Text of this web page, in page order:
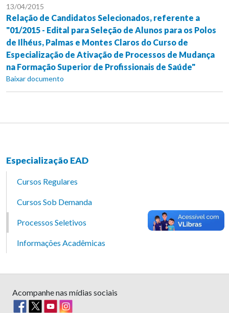
13/04/2015
Relação de Candidatos Selecionados, referente a
"01/2015 - Edital para Seleção de Alunos para os Polos
de Ilhéus, Palmas e Montes Claros do Curso de
Especialização de Ativação de Processos de Mudança
na Formação Superior de Profissionais de Saúde"
Baixar documento
Especialização EAD
Cursos Regulares
Cursos Sob Demanda
Processos Seletivos
Informações Acadêmicas
Acompanhe nas mídias sociais